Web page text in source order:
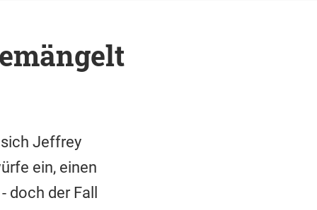
Jeffrey
ein, einen
der Fall